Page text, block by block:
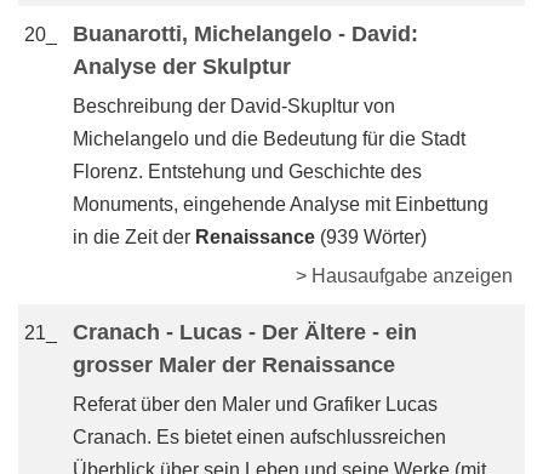
20_
Buanarotti, Michelangelo - David:
Analyse der Skulptur
Beschreibung der David-Skupltur von
Michelangelo und die Bedeutung für die Stadt
Florenz. Entstehung und Geschichte des
Monuments, eingehende Analyse mit Einbettung
in die Zeit der Renaissance (939 Wörter)
> Hausaufgabe anzeigen
21_
Cranach - Lucas - Der Ältere - ein
grosser Maler der Renaissance
Referat über den Maler und Grafiker Lucas
Cranach. Es bietet einen aufschlussreichen
Überblick über sein Leben und seine Werke (mit